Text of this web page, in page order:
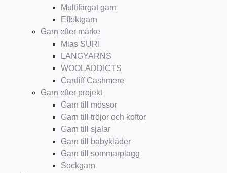
Multifärgat garn
Effektgarn
Garn efter märke
Mias SURI
LANGYARNS
WOOLADDICTS
Cardiff Cashmere
Garn efter projekt
Garn till mössor
Garn till tröjor och koftor
Garn till sjalar
Garn till babykläder
Garn till sommarplagg
Sockgarn